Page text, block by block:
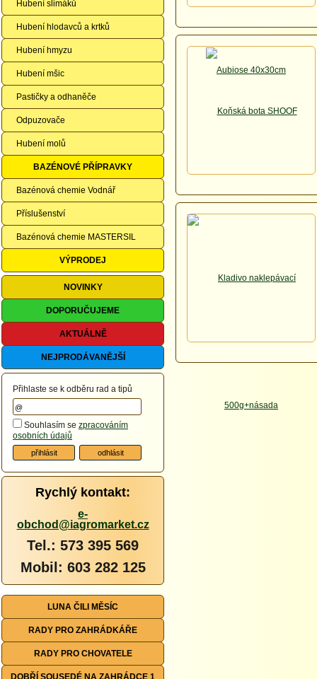
Hubení slimáků
Hubení hlodavců a krtků
Hubení hmyzu
Hubení mšic
Pastičky a odhaněče
Odpuzovače
Hubení molů
BAZÉNOVÉ PŘÍPRAVKY
Bazénová chemie Vodnář
Příslušenství
Bazénová chemie MASTERSIL
VÝPRODEJ
NOVINKY
DOPORUČUJEME
AKTUÁLNĚ
NEJPRODÁVANĚJŠÍ
Přihlaste se k odběru rad a tipů
Souhlasím se zpracováním
osobních údajů
Rychlý kontakt:
e-
obchod@iagromarket.cz
Tel.: 573 395 569
Mobil: 603 282 125
LUNA ČILI MĚSÍC
RADY PRO ZAHRÁDKÁŘE
RADY PRO CHOVATELE
DOBŘÍ SOUSEDÉ NA ZAHRÁDCE 1